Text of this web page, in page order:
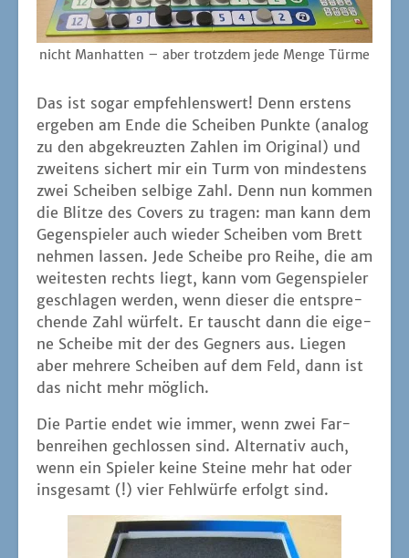
nicht Man­hat­ten – aber trotz­dem jede Men­ge Türme
Das ist sogar emp­feh­lens­wert! Denn ers­tens
erge­ben am Ende die Schei­ben Punk­te (ana­log
zu den abge­kreuz­ten Zah­len im Ori­gi­nal) und
zwei­tens sichert mir ein Turm von min­des­tens
zwei Schei­ben sel­bi­ge Zahl. Denn nun kom­men
die Blit­ze des Covers zu tra­gen: man kann dem
Gegen­spie­ler auch wie­der Schei­ben vom Brett
neh­men las­sen. Jede Schei­be pro Rei­he, die am
wei­tes­ten rechts liegt, kann vom Gegen­spie­ler
geschla­gen wer­den, wenn die­ser die ent­spre­
chen­de Zahl wür­felt. Er tauscht dann die eige­
ne Schei­be mit der des Geg­ners aus. Lie­gen
aber meh­re­re Schei­ben auf dem Feld, dann ist
das nicht mehr möglich.
Die Par­tie endet wie immer, wenn zwei Far­
ben­rei­hen gechlos­sen sind. Alter­na­tiv auch,
wenn ein Spie­ler kei­ne Stei­ne mehr hat oder
ins­ge­samt (!) vier Fehl­wür­fe erfolgt sind.